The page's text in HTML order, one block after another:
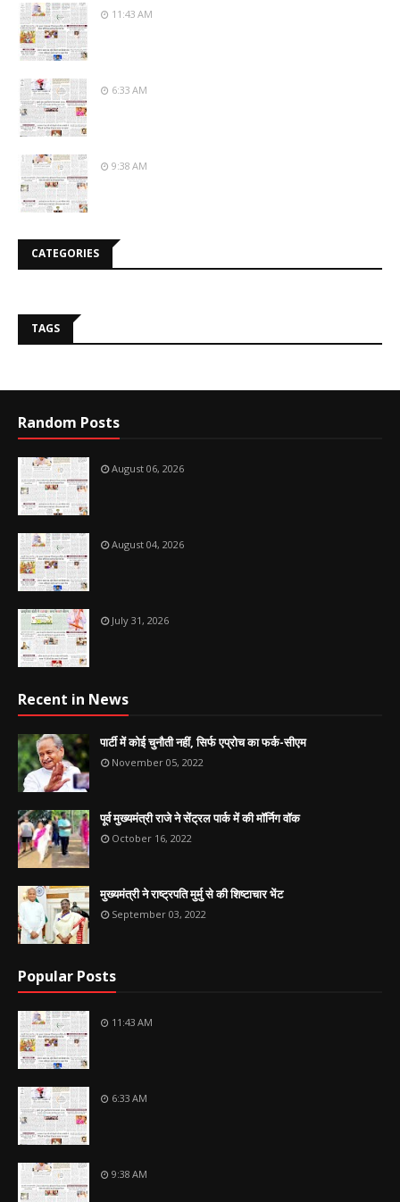
11:43 AM
6:33 AM
9:38 AM
CATEGORIES
TAGS
Random Posts
August 06, 2026
August 04, 2026
July 31, 2026
Recent in News
पार्टी में कोई चुनौती नहीं, सिर्फ एप्रोच का फर्क-सीएम
November 05, 2022
पूर्व मुख्यमंत्री राजे ने सेंट्रल पार्क में की मॉर्निग वॉक
October 16, 2022
मुख्यमंत्री ने राष्ट्रपति मुर्मु से की शिष्टाचार भेंट
September 03, 2022
Popular Posts
11:43 AM
6:33 AM
9:38 AM